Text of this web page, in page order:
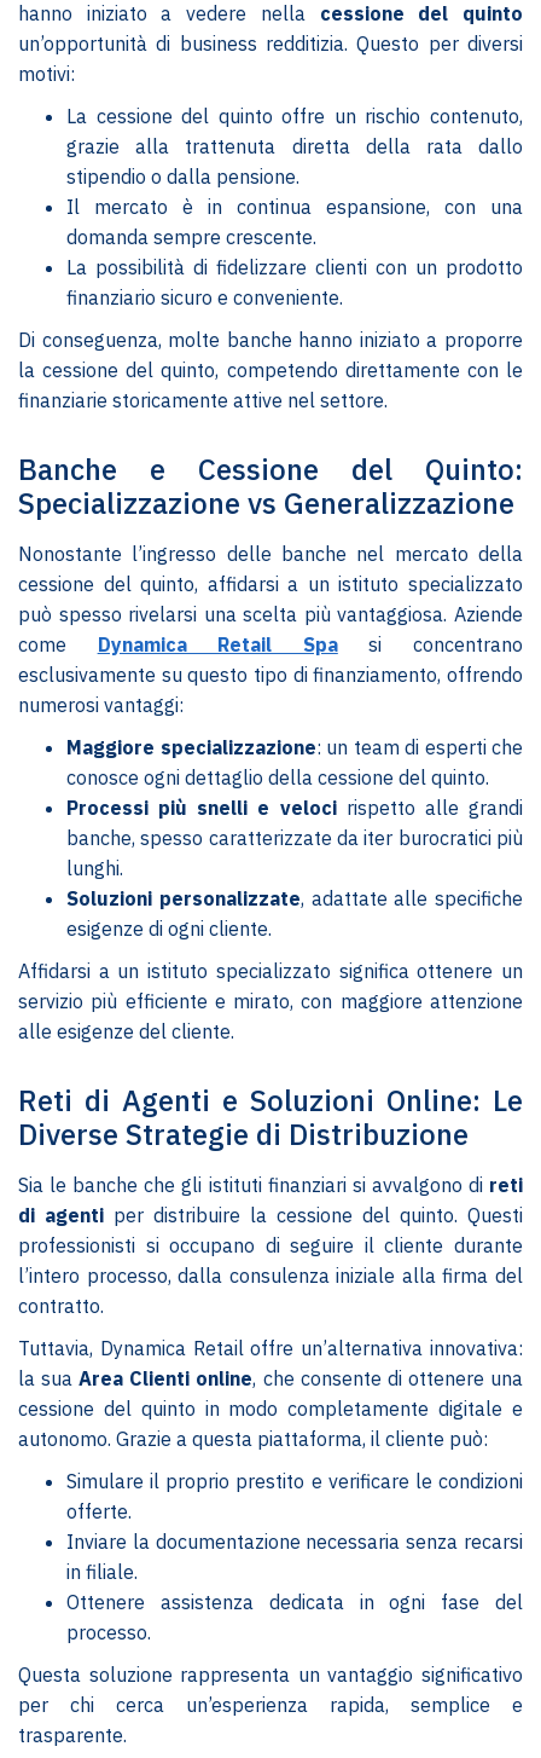
hanno iniziato a vedere nella cessione del quinto
un’opportunità di business redditizia. Questo per diversi
motivi:
La cessione del quinto offre un rischio contenuto,
grazie alla trattenuta diretta della rata dallo
stipendio o dalla pensione.
Il mercato è in continua espansione, con una
domanda sempre crescente.
La possibilità di fidelizzare clienti con un prodotto
finanziario sicuro e conveniente.
Di conseguenza, molte banche hanno iniziato a proporre
la cessione del quinto, competendo direttamente con le
finanziarie storicamente attive nel settore.
Banche e Cessione del Quinto:
Specializzazione vs Generalizzazione
Nonostante l’ingresso delle banche nel mercato della
cessione del quinto, affidarsi a un istituto specializzato
può spesso rivelarsi una scelta più vantaggiosa. Aziende
come Dynamica Retail Spasi concentrano
esclusivamente su questo tipo di finanziamento, offrendo
numerosi vantaggi:
Maggiore specializzazione: un team di esperti che
conosce ogni dettaglio della cessione del quinto.
Processi più snelli e velocirispetto alle grandi
banche, spesso caratterizzate da iter burocratici più
lunghi.
Soluzioni personalizzate, adattate alle specifiche
esigenze di ogni cliente.
Affidarsi a un istituto specializzato significa ottenere un
servizio più efficiente e mirato, con maggiore attenzione
alle esigenze del cliente.
Reti di Agenti e Soluzioni Online: Le
Diverse Strategie di Distribuzione
Sia le banche che gli istituti finanziari si avvalgono di reti
di agenti per distribuire la cessione del quinto. Questi
professionisti si occupano di seguire il cliente durante
l’intero processo, dalla consulenza iniziale alla firma del
contratto.
Tuttavia, Dynamica Retail offre un’alternativa innovativa:
la suaArea Clienti online, che consente di ottenere una
cessione del quinto in modo completamente digitale e
autonomo. Grazie a questa piattaforma, il cliente può:
Simulare il proprio prestito e verificare le condizioni
offerte.
Inviare la documentazione necessaria senza recarsi
in filiale.
Ottenere assistenza dedicata in ogni fase del
processo.
Questa soluzione rappresenta un vantaggio significativo
per chi cerca un’esperienza rapida, semplice e
trasparente.